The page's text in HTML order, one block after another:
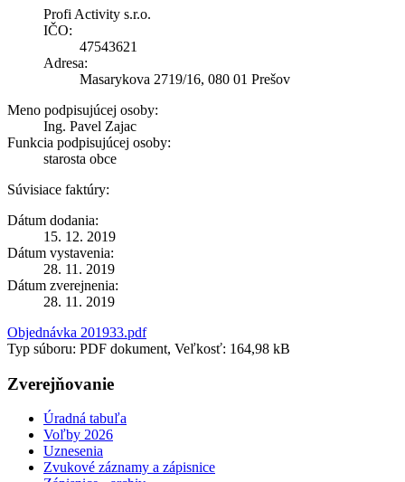
Profi Activity s.r.o.
IČO:
47543621
Adresa:
Masarykova 2719/16, 080 01 Prešov
Meno podpisujúcej osoby:
Ing. Pavel Zajac
Funkcia podpisujúcej osoby:
starosta obce
Súvisiace faktúry:
Dátum dodania:
15. 12. 2019
Dátum vystavenia:
28. 11. 2019
Dátum zverejnenia:
28. 11. 2019
Objednávka 201933.pdf
Typ súboru: PDF dokument, Veľkosť: 164,98 kB
Zverejňovanie
Úradná tabuľa
Voľby 2026
Uznesenia
Zvukové záznamy a zápisnice